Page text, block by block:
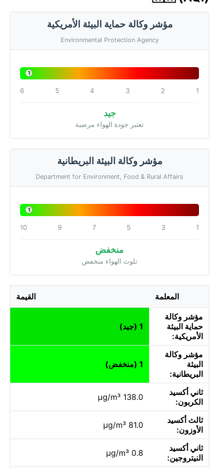
مؤشر وكالة حماية البيئة الأمريكية
Environmental Protection Agency
1
1
2
3
4
5
6
جيد
تعتبر جودة الهواء مرضية
مؤشر وكالة البيئة البريطانية
Department for Environment, Food & Rural Affairs
1
1
3
5
7
9
10
منخفض
تلوث الهواء منخفض
المعلمة القيمة
مؤشر وكالة
حماية البيئة
الأمريكية:
1 (جيد)
مؤشر وكالة
البيئة
البريطانية:
1 (منخفض)
ثاني أكسيد
الكربون:
138.0 µg/m³
ثالث أكسيد
الأوزون:
81.0 µg/m³
ثاني أكسيد
النيتروجين:
0.8 µg/m³